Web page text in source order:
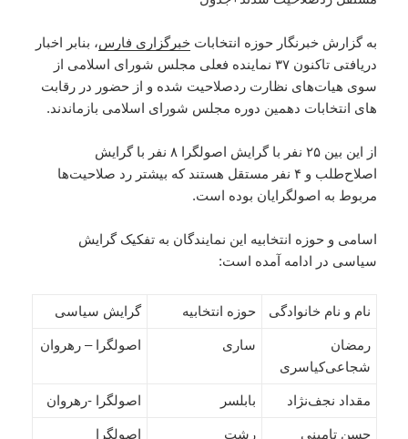
به گزارش خبرنگار حوزه انتخابات خبرگزاری فارس، بنابر اخبار
دریافتی تاکنون ۳۷ نماینده فعلی مجلس شورای اسلامی از
سوی هیات‌های نظارت ردصلاحیت شده و از حضور در رقابت
های انتخابات دهمین دوره مجلس شورای اسلامی بازماندند.
از این بین ۲۵ نفر با گرایش اصولگرا ۸ نفر با گرایش
اصلاح‌طلب و ۴ نفر مستقل هستند که بیشتر رد صلاحیت‌ها
مربوط به اصولگرایان بوده است.
اسامی و حوزه انتخابیه این نمایندگان به تفکیک گرایش
سیاسی در ادامه آمده است:
نام و نام خانوادگی حوزه انتخابیه گرایش سیاسی
رمضان
شجاعی‌کیاسری
ساری اصولگرا – رهروان
مقداد نجف‌نژاد بابلسر اصولگرا -رهروان
حسن تامینی رشت اصولگرا